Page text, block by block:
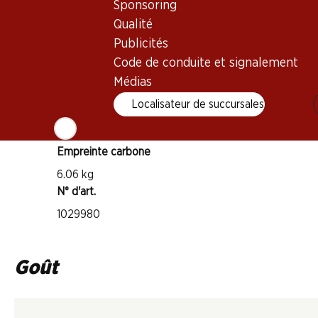
Sponsoring
Qualité
Publicités
Code de conduite et signalement
Médias
Localisateur de succursales
Température de dégustation
16–18 °C
Empreinte carbone
6.06 kg
N° d'art.
1029980
Goût